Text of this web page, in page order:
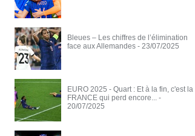
Bleues – Les chiffres de l’élimination
face aux Allemandes - 23/07/2025
EURO 2025 - Quart : Et à la fin, c'est la
FRANCE qui perd encore... -
20/07/2025